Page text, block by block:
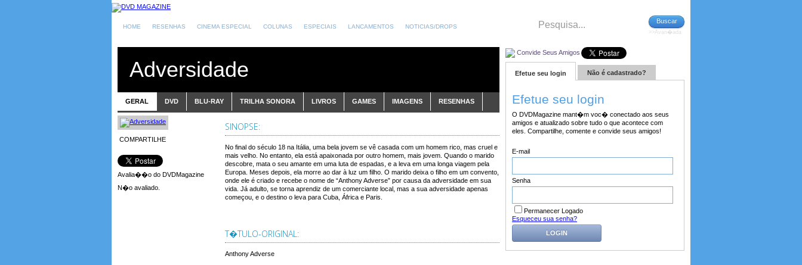
HOME RESENHAS CINEMA ESPECIAL COLUNAS ESPECIAIS LANCAMENTOS NOTICIAS/DROPS
Buscar
>>Avan�ada
Adversidade
GERAL DVD BLU-RAY TRILHA SONORA LIVROS GAMES IMAGENS RESENHAS
COMPARTILHE
Avalia��o do DVDMagazine
N�o avaliado.
SINOPSE:
No final do século 18 na Itália, uma bela jovem se vê casada com um homem rico, mas cruel e
mais velho. No entanto, ela está apaixonada por outro homem, mais jovem. Quando o marido
descobre, mata o seu amante em uma luta de espadas, e a leva em uma longa viagem pela
Europa. Meses depois, ela morre ao dar à luz um filho. O marido deixa o filho em um convento,
onde ele é criado e recebe o nome de “Anthony Adverse” por causa da adversidade em sua
vida. Já adulto, se torna aprendiz de um comerciante local, mas a sua adversidade apenas
começou, e o destino o leva para Cuba, África e Paris.
T�TULO-ORIGINAL:
Anthony Adverse
Convide Seus Amigos
Efetue seu login Não é cadastrado?
Efetue seu login
O DVDMagazine mant�m voc� conectado aos seus
amigos e atualizado sobre tudo o que acontece com
eles. Compartilhe, comente e convide seus amigos!
E-mail
Senha
Permanecer Logado
Esqueceu sua senha?
LOGIN